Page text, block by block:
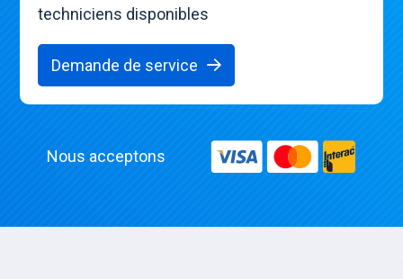
techniciens disponibles
Demande de service
Nous acceptons